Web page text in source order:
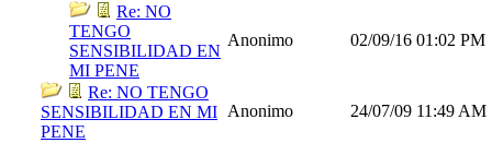
Re: NO
TENGO
SENSIBILIDAD EN
MI PENE
Anonimo 02/09/16 01:02 PM
Re: NO TENGO
SENSIBILIDAD EN MI
PENE
Anonimo 24/07/09 11:49 AM